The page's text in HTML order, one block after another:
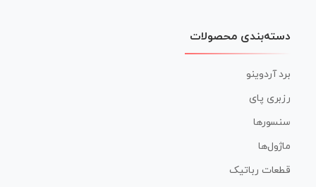
دسته‌بندی محصولات
برد آردوینو
رزبری پای
سنسورها
ماژول‌ها
قطعات رباتیک